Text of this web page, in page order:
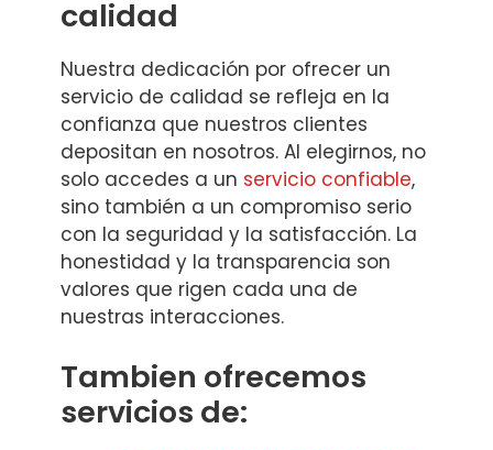
calidad
Nuestra dedicación por ofrecer un
servicio de calidad se refleja en la
confianza que nuestros clientes
depositan en nosotros. Al elegirnos, no
solo accedes a un servicio confiable,
sino también a un compromiso serio
con la seguridad y la satisfacción. La
honestidad y la transparencia son
valores que rigen cada una de
nuestras interacciones.
Tambien ofrecemos
servicios de: